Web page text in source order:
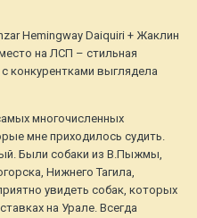
Hemingway Daiquiri + Жаклин
на ЛСП – стильная
конкурентками выглядела
многочисленных
мне приходилось судить.
Были собаки из В.Пыжмы,
Нижнего Тагила,
увидеть собак, которых
на Урале. Всегда